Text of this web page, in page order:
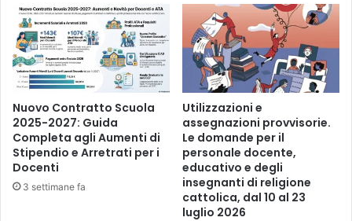
Nuovo Contratto Scuola
2025-2027: Guida
Completa agli Aumenti di
Stipendio e Arretrati per i
Docenti
3 settimane fa
Utilizzazioni e
assegnazioni provvisorie.
Le domande per il
personale docente,
educativo e degli
insegnanti di religione
cattolica, dal 10 al 23
luglio 2026